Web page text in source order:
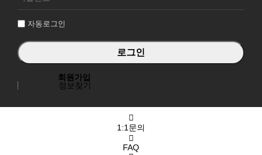
자동로그인
회원가입
정보찾기
1:1문의
FAQ